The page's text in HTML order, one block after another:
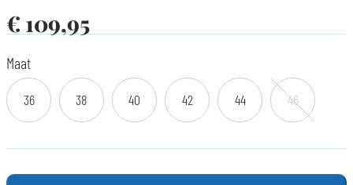
€ 109,95
Maat
36 38 40 42 44 46